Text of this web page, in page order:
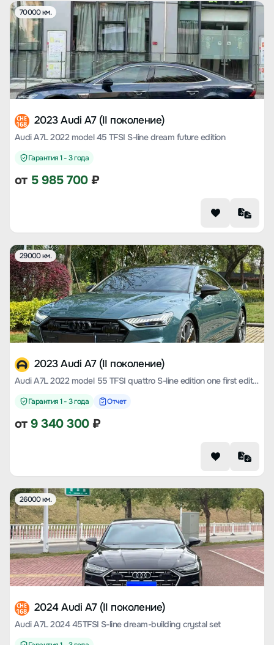
70000 км.
CHE
168 2023 Audi A7 (II поколение)
Audi A7L 2022 model 45 TFSI S-line dream future edition
Гарантия 1 - 3 года
от 5 985 700₽
29000 км.
2023 Audi A7 (II поколение)
Audi A7L 2022 model 55 TFSI quattro S-line edition one first edition
Гарантия 1 - 3 года Отчет
от9 340 300₽
26000 км.
CHE
168 2024 Audi A7 (II поколение)
Audi A7L 2024 45TFSI S-line dream-building crystal set